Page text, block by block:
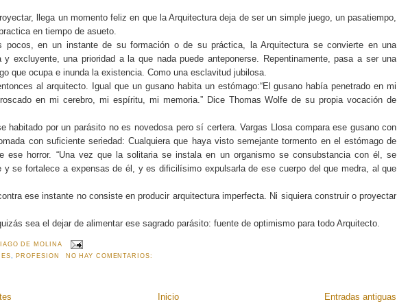
llega un momento feliz en que la Arquitectura deja de ser un simple juego, un pasatiempo,
en tiempo de asueto.
pocos, en un instante de su formación o de su práctica, la Arquitectura se convierte en una
y excluyente, una prioridad a la que nada puede anteponerse. Repentinamente, pasa a ser una
que ocupa e inunda la existencia. Como una esclavitud jubilosa.
al arquitecto. Igual que un gusano habita un estómago:“El gusano había penetrado en mi
en mi cerebro, mi espíritu, mi memoria.” Dice Thomas Wolfe de su propia vocación de
habitado por un parásito no es novedosa pero sí certera. Vargas Llosa compara ese gusano con
con suficiente seriedad: Cualquiera que haya visto semejante tormento en el estómago de
ese horror. “Una vez que la solitaria se instala en un organismo se consubstancia con él, se
y se fortalece a expensas de él, y es dificilísimo expulsarla de ese cuerpo del que medra, al que
ese instante no consiste en producir arquitectura imperfecta. Ni siquiera construir o proyectar
sea el dejar de alimentar ese sagrado parásito: fuente de optimismo para todo Arquitecto.
DE MOLINA
PROFESION NO HAY COMENTARIOS:
Entradas antiguas
Inicio